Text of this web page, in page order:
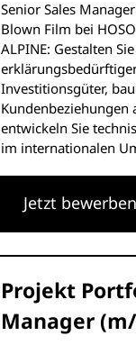
Senior Sales
Blown Film bei
ALPINE: Gestalten
Investitionsgüter,
Kundenbeziehungen
entwickeln Sie
im internationalen
Jetzt bewerben
Projekt
Manager